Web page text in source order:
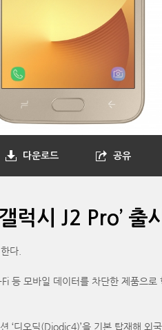
다운로드 공유
럭시 J2 Pro’ 출시
다.
등 모바일 데이터를 차단한 제품
‘디오딕(Diodic4)’을 기본 탑재해 외